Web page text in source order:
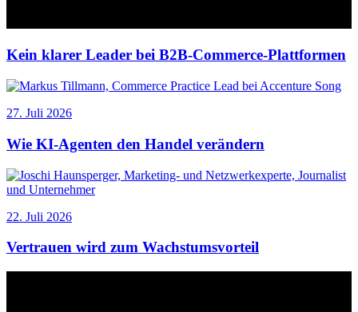
Kein klarer Leader bei B2B-Commerce-Plattformen
27. Juli 2026
Wie KI-Agenten den Handel verändern
22. Juli 2026
Vertrauen wird zum Wachstumsvorteil